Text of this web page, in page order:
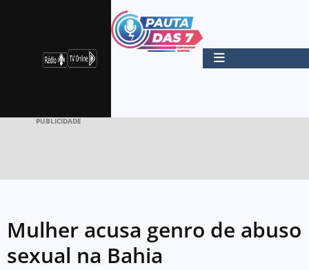
PUBLICIDADE
Mulher acusa genro de abuso
sexual na Bahia